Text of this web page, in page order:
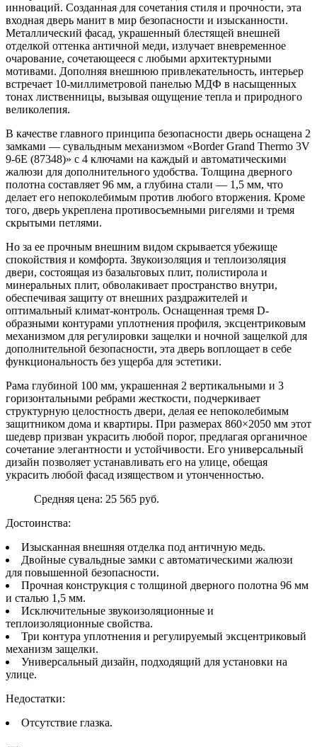
инноваций. Созданная для сочетания стиля и прочности, эта
входная дверь манит в мир безопасности и изысканности.
Металлический фасад, украшенный блестящей внешней
отделкой оттенка античной меди, излучает вневременное
очарование, сочетающееся с любыми архитектурными
мотивами. Дополняя внешнюю привлекательность, интерьер
встречает 10-миллиметровой панелью МДФ в насыщенных
тонах лиственницы, вызывая ощущение тепла и природного
великолепия.
В качестве главного принципа безопасности дверь оснащена 2
замками — сувальдным механизмом «Border Grand Thermo 3V
9-6E (87348)» с 4 ключами на каждый и автоматическими
жалюзи для дополнительного удобства. Толщина дверного
полотна составляет 96 мм, а глубина стали — 1,5 мм, что
делает его непоколебимым против любого вторжения. Кроме
того, дверь укреплена противосъемными ригелями и тремя
скрытыми петлями.
Но за ее прочным внешним видом скрывается убежище
спокойствия и комфорта. Звукоизоляция и теплоизоляция
двери, состоящая из базальтовых плит, полистирола и
минеральных плит, обволакивает пространство внутри,
обеспечивая защиту от внешних раздражителей и
оптимальный климат-контроль. Оснащенная тремя D-
образными контурами уплотнения профиля, эксцентриковым
механизмом для регулировки защелки и ночной защелкой для
дополнительной безопасности, эта дверь воплощает в себе
функциональность без ущерба для эстетики.
Рама глубиной 100 мм, украшенная 2 вертикальными и 3
горизонтальными ребрами жесткости, подчеркивает
структурную целостность двери, делая ее непоколебимым
защитником дома и квартиры. При размерах 860×2050 мм этот
шедевр призван украсить любой порог, предлагая органичное
сочетание элегантности и устойчивости. Его универсальный
дизайн позволяет устанавливать его на улице, обещая
украсить любой фасад изяществом и утонченностью.
Средняя цена: 25 565 руб.
Достоинства:
Изысканная внешняя отделка под античную медь.
Двойные сувальдные замки с автоматическими жалюзи
для повышенной безопасности.
Прочная конструкция с толщиной дверного полотна 96 мм
и сталью 1,5 мм.
Исключительные звукоизоляционные и
теплоизоляционные свойства.
Три контура уплотнения и регулируемый эксцентриковый
механизм защелки.
Универсальный дизайн, подходящий для установки на
улице.
Недостатки:
Отсутствие глазка.